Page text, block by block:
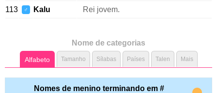
113 ♂ Kalu Rei jovem.
Nome de categorias
Alfabeto Tamanho Sílabas Países Talen Mais
Nomes de menino terminando em #